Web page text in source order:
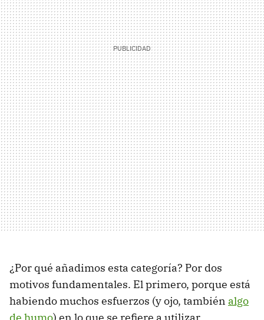
¿Por qué añadimos esta categoría? Por dos
motivos fundamentales. El primero, porque está
habiendo muchos esfuerzos (y ojo, también algo
de humo) en lo que se refiere a utilizar